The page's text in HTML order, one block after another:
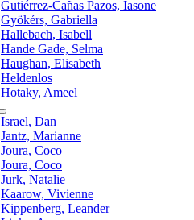
Gutiérrez-Cañas Pazos, Iasone
Gyökérs, Gabriella
Hallebach, Isabell
Hande Gade, Selma
Haughan, Elisabeth
Heldenlos
Hotaky, Ameel
Israel, Dan
Jantz, Marianne
Joura, Coco
Joura, Coco
Jurk, Natalie
Kaarow, Vivienne
Kippenberg, Leander